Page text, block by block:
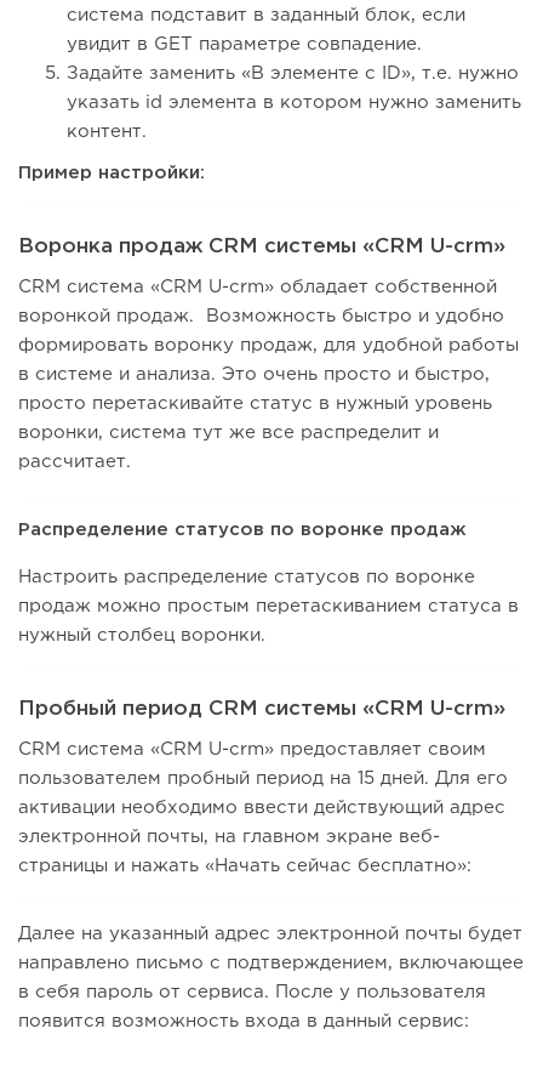
система подставит в заданный блок, если
увидит в GET параметре совпадение.
Задайте заменить «В элементе с ID», т.е. нужно
указать id элемента в котором нужно заменить
контент.
Пример настройки:
Воронка продаж CRM системы «CRM U-crm»
CRM система «CRM U-crm» обладает собственной
воронкой продаж. Возможность быстро и удобно
формировать воронку продаж, для удобной работы
в системе и анализа. Это очень просто и быстро,
просто перетаскивайте статус в нужный уровень
воронки, система тут же все распределит и
рассчитает.
Распределение статусов по воронке продаж
Настроить распределение статусов по воронке
продаж можно простым перетаскиванием статуса в
нужный столбец воронки.
Пробный период CRM системы «CRM U-crm»
CRM система «CRM U-crm» предоставляет своим
пользователем пробный период на 15 дней. Для его
активации необходимо ввести действующий адрес
электронной почты, на главном экране веб-
страницы и нажать «Начать сейчас бесплатно»:
Далее на указанный адрес электронной почты будет
направлено письмо с подтверждением, включающее
в себя пароль от сервиса. После у пользователя
появится возможность входа в данный сервис: